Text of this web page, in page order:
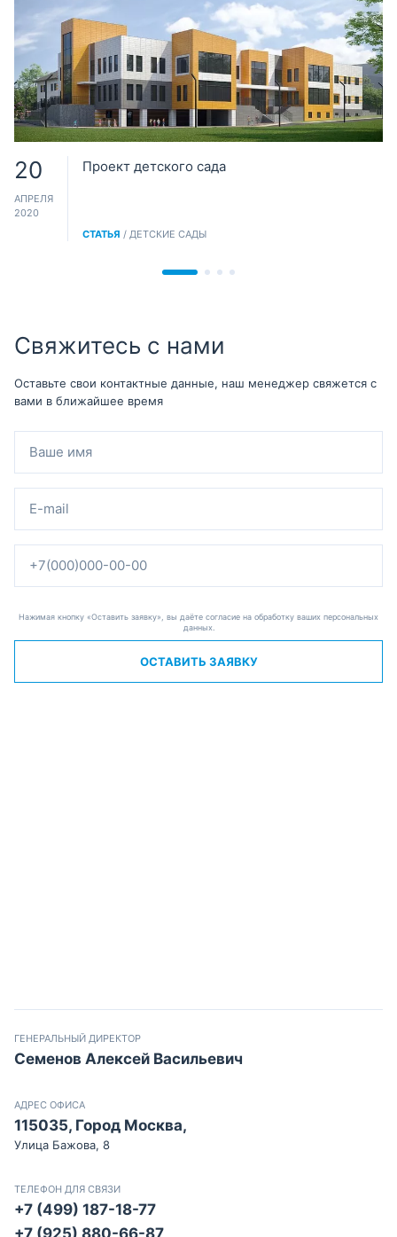
20
АПРЕЛЯ
2020
Проект детского сада
СТАТЬЯ / ДЕТСКИЕ САДЫ
Свяжитесь с нами
Оставьте свои контактные данные, наш менеджер свяжется с
вами в ближайшее время
Нажимая кнопку «Оставить заявку», вы даёте согласие на обработку ваших персональных
данных.
ОСТАВИТЬ ЗАЯВКУ
ГЕНЕРАЛЬНЫЙ ДИРЕКТОР
Семенов Алексей Васильевич
АДРЕС ОФИСА
115035, Город Москва,
Улица Бажова, 8
ТЕЛЕФОН ДЛЯ СВЯЗИ
+7 (499) 187-18-77
+7 (925) 880-66-87